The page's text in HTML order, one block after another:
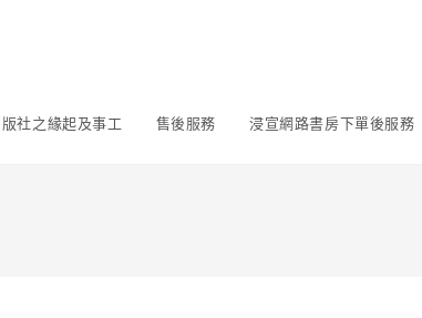
社之緣起及事工 售後服務 浸宣網路書房下單後服務